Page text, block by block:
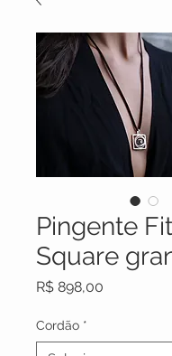
Pingente
Square
R$ 898,00
Cordão *